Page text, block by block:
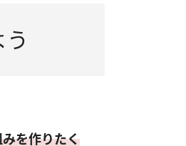
を作りたく